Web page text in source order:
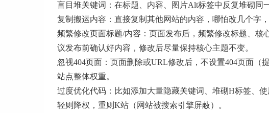
盲目堆关键词：在标题、内容、图片Alt标签中反复堆砌同
复制搬运内容：直接复制其他网站的内容，哪怕改几个字
频繁修改页面标题/内容：页面发布后，频繁修改标题、
议发布前确认好内容，修改后尽量保持核心主题不变。
忽视404页面：页面删除或URL修改后，不设置404页面（
站点整体权重。
过度优化代码：比如添加大量隐藏关键词、堆砌H标签、
轻则降权，重则K站（网站被搜索引擎屏蔽）。